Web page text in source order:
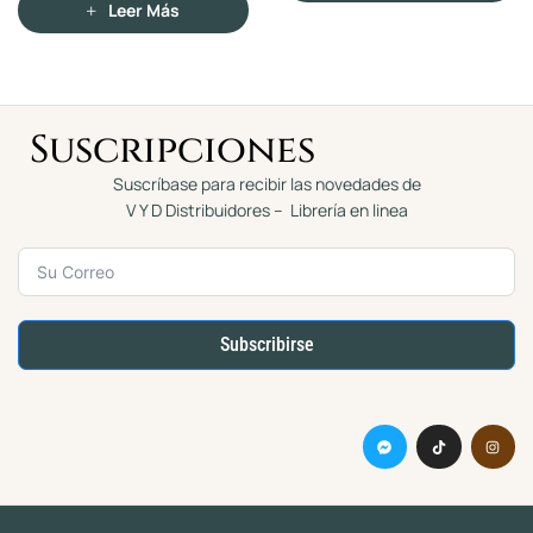
0
e
Añadir Al Carrito
Suscripciones
Suscríbase para recibir las novedades de
V Y D Distribuidores – Librería en linea
Subscribirse